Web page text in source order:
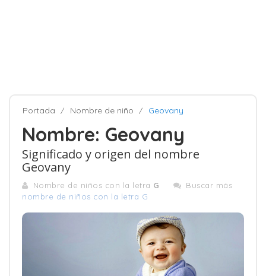
Portada Nombre de niño Geovany
Nombre: Geovany
Significado y origen del nombre
Geovany
Nombre de niños con la letra G
Buscar más
nombre de niños con la letra G